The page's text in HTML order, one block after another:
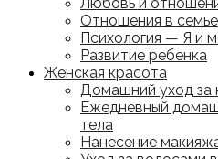
Отношения в семье
Психология — Я и
Развитие ребенка
Женская красота
Домашний уход за
Ежедневный
тела
Нанесение